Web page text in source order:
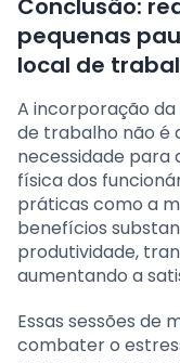
Conclusão:
pequenas
local de
A incorporação
de trabalho não é
necessidade para
física dos
práticas como a
benefícios
produtividade,
aumentando a
Essas sessões de
combater o